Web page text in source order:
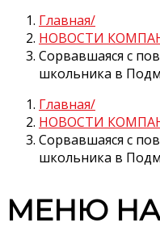
Главная
НОВОСТИ
Сорвавшаяся с
школьника в
Главная
НОВОСТИ
Сорвавшаяся с
школьника в
МЕНЮ